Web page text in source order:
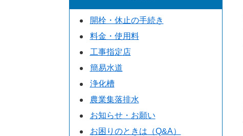
開栓・休止の手続き
料金・使用料
工事指定店
簡易水道
浄化槽
農業集落排水
お知らせ・お願い
お困りのときは（Q&A）